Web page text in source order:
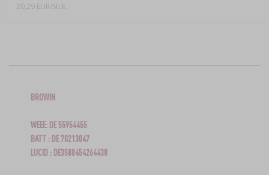
20,29 EUR/Stck.
BROWIN
WEEE: DE 55954455
BATT : DE 70213047
LUCID : DE3588454264438